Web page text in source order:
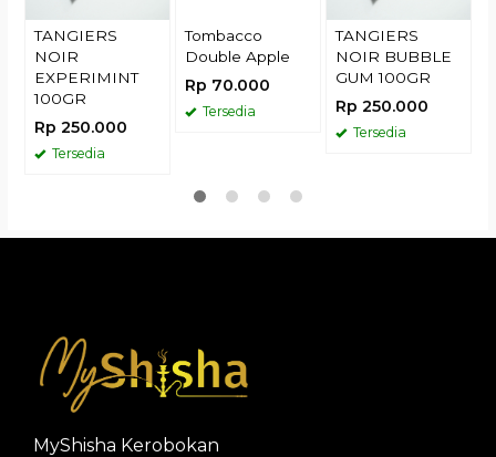
TANGIERS
NOIR
EXPERIMINT
100GR
Rp 250.000
Tersedia
Tombacco
Double Apple
Rp 70.000
Tersedia
TANGIERS
NOIR BUBBLE
GUM 100GR
Rp 250.000
Tersedia
MyShisha Kerobokan